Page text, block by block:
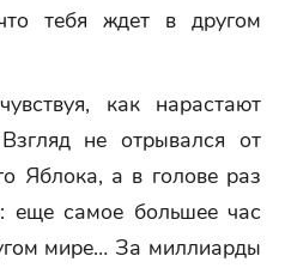
тебя ждет в другом
как нарастают
не отрывался от
Яблока, а в голове раз
еще самое большее час
мире… За миллиарды